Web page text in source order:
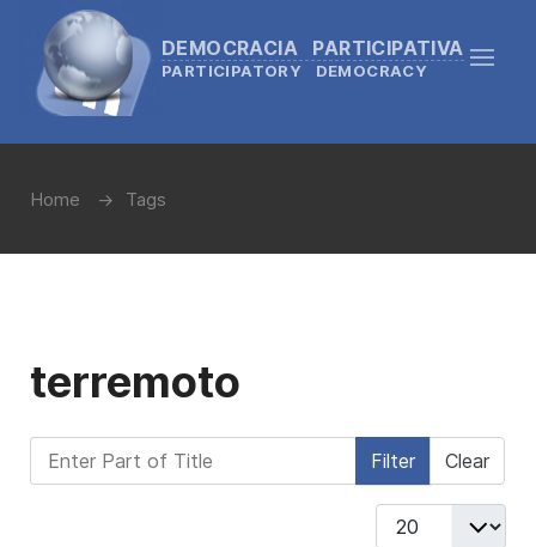
DEMOCRACIA PARTICIPATIVA
PARTICIPATORY DEMOCRACY
Home Tags
terremoto
Enter Part of Title Filter Clear
Display #